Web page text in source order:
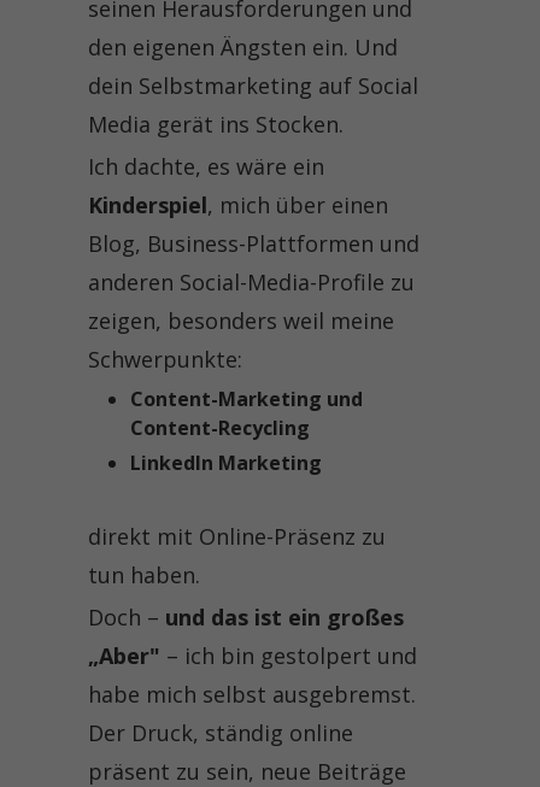
seinen Herausforderungen und
den eigenen Ängsten ein. Und
dein Selbstmarketing auf Social
Media gerät ins Stocken.
Ich dachte, es wäre ein
Kinderspiel, mich über einen
Blog, Business-Plattformen und
anderen Social-Media-Profile zu
zeigen, besonders weil meine
Schwerpunkte:
Content-Marketing und
Content-Recycling
LinkedIn Marketing
direkt mit Online-Präsenz zu
tun haben.
Doch – und das ist ein großes
„Aber" – ich bin gestolpert und
habe mich selbst ausgebremst.
Der Druck, ständig online
präsent zu sein, neue Beiträge